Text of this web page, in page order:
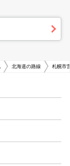
北海道の路線 札幌市